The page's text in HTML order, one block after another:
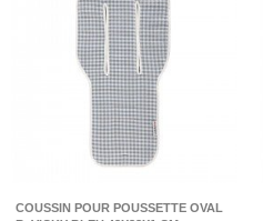
COUSSIN POUR POUSSETTE OVAL